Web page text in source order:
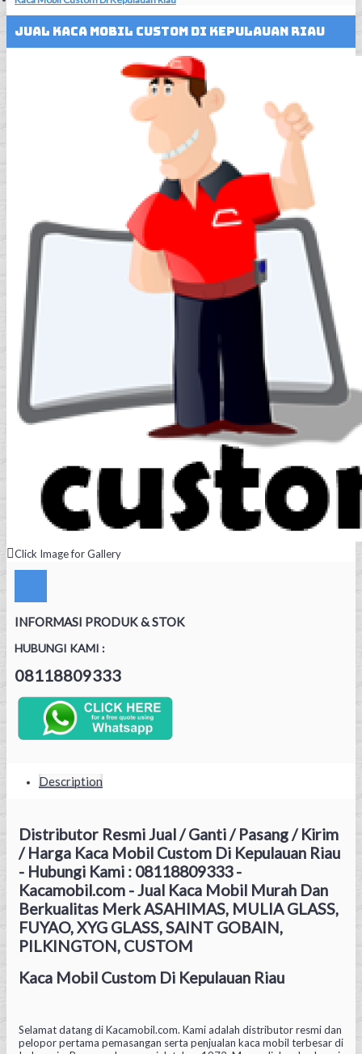
Jual Kaca Mobil Custom Di Kepulauan Riau
Click Image for Gallery
INFORMASI PRODUK & STOK
HUBUNGI KAMI :
08118809333
Description
Distributor Resmi Jual / Ganti / Pasang / Kirim
/ Harga Kaca Mobil Custom Di Kepulauan Riau
- Hubungi Kami : 08118809333 -
Kacamobil.com - Jual Kaca Mobil Murah Dan
Berkualitas Merk ASAHIMAS, MULIA GLASS,
FUYAO, XYG GLASS, SAINT GOBAIN,
PILKINGTON, CUSTOM
Kaca Mobil Custom Di Kepulauan Riau
Selamat datang di Kacamobil.com. Kami adalah distributor resmi dan
pelopor pertama pemasangan serta penjualan kaca mobil terbesar di